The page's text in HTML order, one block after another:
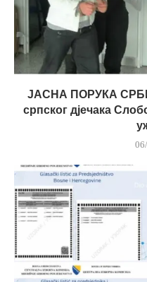
ЈАСНА ПОРУКА
српског дјечака